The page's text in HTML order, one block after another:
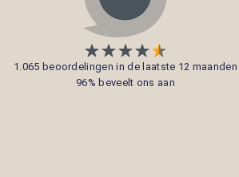
1.065 beoordelingen in de laatste 12 maanden
96% beveelt ons aan